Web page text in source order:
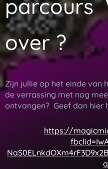
parcours
over ?
Zijn jullie op het einde van
de verrassing met nog
ontvangen? Geef dan hier
https://